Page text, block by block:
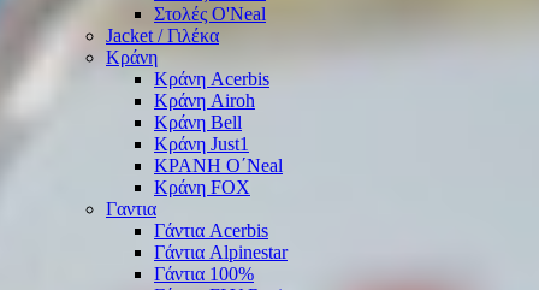
Στολές O'Neal
Jacket / Γιλέκα
Κράνη
Κράνη Acerbis
Κράνη Airoh
Κράνη Bell
Κράνη Just1
ΚΡΑΝΗ O΄Νeal
Κράνη FOX
Γαντια
Γάντια Acerbis
Γάντια Alpinestar
Γάντια 100%